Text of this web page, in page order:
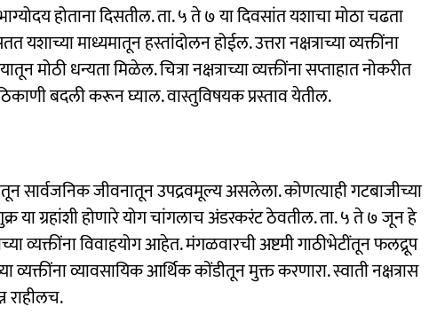
होताना दिसतील. ता. ५ ते ७ या दिवसांत यशाचा मोठा चढता
यशाच्या माध्यमातून हस्तांदोलन होईल. उत्तरा नक्षत्राच्या व्यक्तींना
मोठी धन्यता मिळेल. चित्रा नक्षत्राच्या व्यक्तींना सप्ताहात नोकरीत
ठिकाणी बदली करून घ्याल. वास्तुविषयक प्रस्ताव येतील.
सार्वजनिक जीवनातून उपद्रवमूल्य असलेला. कोणत्याही गटबाजीच्या
या ग्रहांशी होणारे योग चांगलाच अंडरकरंट ठेवतील. ता. ५ ते ७ जून हे
व्यक्तींना विवाहयोग आहेत. मंगळवारची अष्टमी गाठीभेटींतून फलद्रूप
व्यक्तींना व्यावसायिक आर्थिक कोंडीतून मुक्त करणारा. स्वाती नक्षत्रास
राहीलच.